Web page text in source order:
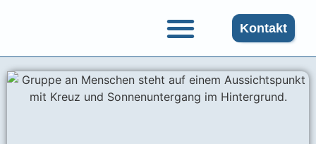
Kontakt